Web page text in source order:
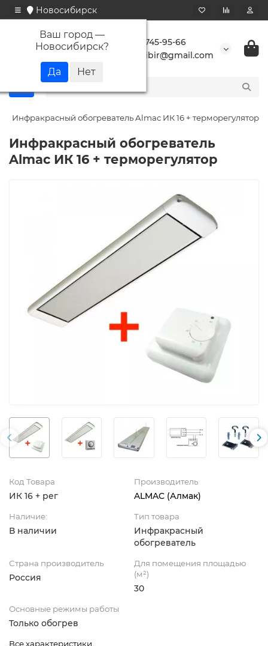
Новосибирск
Ваш город —
Новосибирск?
+7 923 745-95-66
buransibir@gmail.com
Инфракрасный обогреватель Almac ИК 16 + терморегулятор
Инфракрасный обогреватель
Almac ИК 16 + терморегулятор
Код Товара
ИК 16 + рег
Производитель
ALMAC (Алмак)
Наличие:
В наличии
Тип товара
Инфракрасный
обогреватель
Страна производитель
Россия
Для помещения площадью
(м²)
30
Основные режимы работы
Только обогрев
Все характеристики